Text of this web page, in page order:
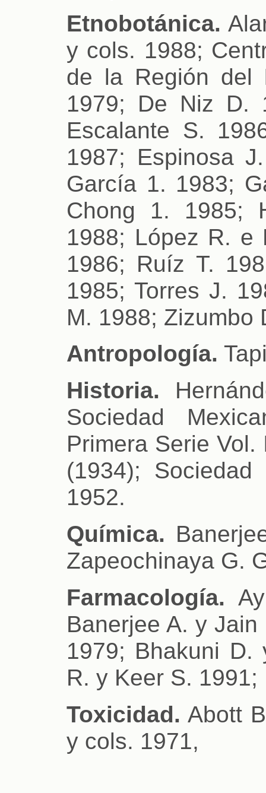
Etnobotánica.
y cols. 1988;
de la Región del
1979; De Niz D.
Escalante S.
1987; Espinosa
García 1. 1983;
Chong 1. 1985;
1988; López R. e
1986; Ruíz T.
1985; Torres J.
M. 1988; Zizumbo
Antropología.
Historia.
Sociedad
Primera Serie
(1934);
1952.
Química.
Zapeochinaya G.
Farmacología.
Banerjee A. y
1979; Bhakuni D.
R. y Keer S.
Toxicidad. Abott
y cols. 1971,